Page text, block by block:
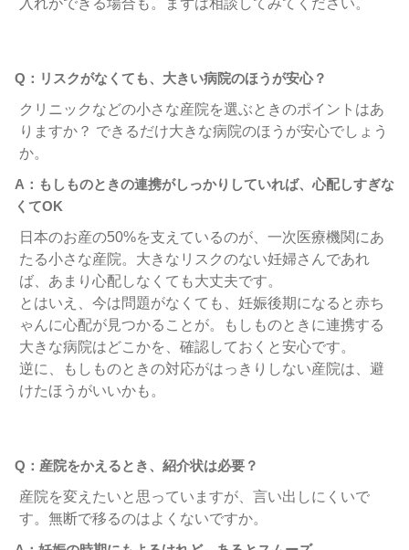
入れができる場合も。まずは相談してみてください。
Q：リスクがなくても、大きい病院のほうが安心？
クリニックなどの小さな産院を選ぶときのポイントはあ
りますか？ できるだけ大きな病院のほうが安心でしょう
か。
A：もしものときの連携がしっかりしていれば、心配しすぎな
くてOK
日本のお産の50%を支えているのが、一次医療機関にあ
たる小さな産院。大きなリスクのない妊婦さんであれ
ば、あまり心配しなくても大丈夫です。
とはいえ、今は問題がなくても、妊娠後期になると赤ち
ゃんに心配が見つかることが。もしものときに連携する
大きな病院はどこかを、確認しておくと安心です。
逆に、もしものときの対応がはっきりしない産院は、避
けたほうがいいかも。
Q：産院をかえるとき、紹介状は必要？
産院を変えたいと思っていますが、言い出しにくいで
す。無断で移るのはよくないですか。